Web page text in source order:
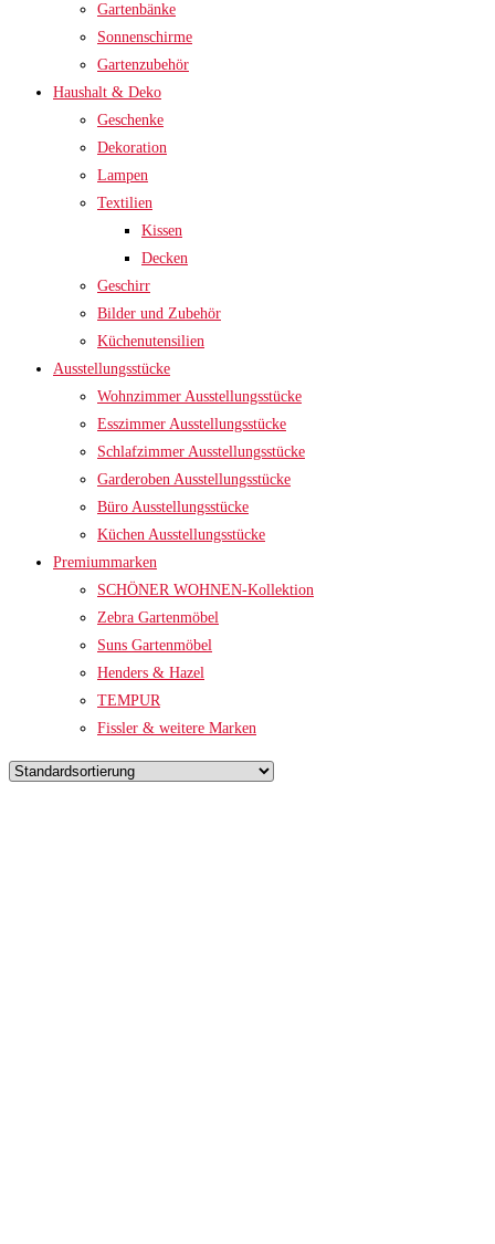
Gartenbänke
Sonnenschirme
Gartenzubehör
Haushalt & Deko
Geschenke
Dekoration
Lampen
Textilien
Kissen
Decken
Geschirr
Bilder und Zubehör
Küchenutensilien
Ausstellungsstücke
Wohnzimmer Ausstellungsstücke
Esszimmer Ausstellungsstücke
Schlafzimmer Ausstellungsstücke
Garderoben Ausstellungsstücke
Büro Ausstellungsstücke
Küchen Ausstellungsstücke
Premiummarken
SCHÖNER WOHNEN-Kollektion
Zebra Gartenmöbel
Suns Gartenmöbel
Henders & Hazel
TEMPUR
Fissler & weitere Marken